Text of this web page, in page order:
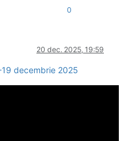
0
20 dec. 2025, 19:59
decembrie 2025